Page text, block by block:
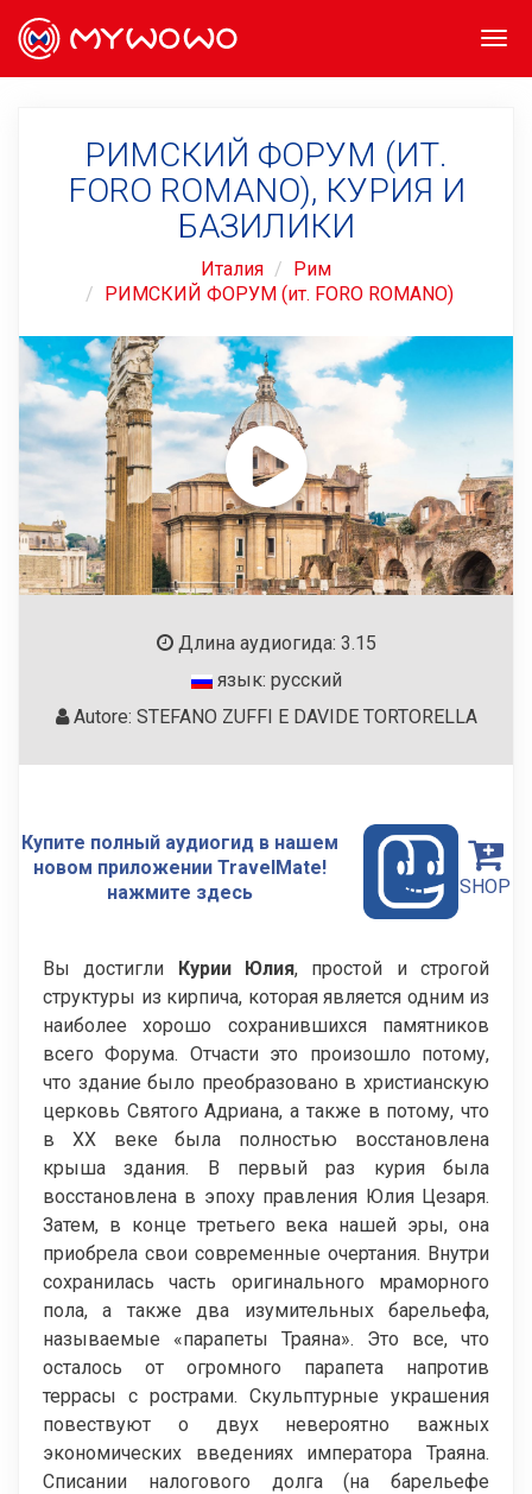
РИМСКИЙ ФОРУМ (ИТ.
FORO ROMANO), КУРИЯ И
БАЗИЛИКИ
Италия
Рим
РИМСКИЙ ФОРУМ (ит. FORO ROMANO)
Длина аудиогида: 3.15
язык: русский
Autore: STEFANO ZUFFI E DAVIDE TORTORELLA
Купите полный аудиогид в нашем
новом приложении TravelMate!
нажмите здесь
SHOP
Вы достигли Курии Юлия, простой и строгой
структуры из кирпича, которая является одним из
наиболее хорошо сохранившихся памятников
всего Форума. Отчасти это произошло потому,
что здание было преобразовано в христианскую
церковь Святого Адриана, а также в потому, что
в ХХ веке была полностью восстановлена
крыша здания. В первый раз курия была
восстановлена в эпоху правления Юлия Цезаря.
Затем, в конце третьего века нашей эры, она
приобрела свои современные очертания. Внутри
сохранилась часть оригинального мраморного
пола, а также два изумительных барельефа,
называемые «парапеты Траяна». Это все, что
осталось от огромного парапета напротив
террасы с рострами. Скульптурные украшения
повествуют о двух невероятно важных
экономических введениях императора Траяна.
Списании налогового долга (на барельефе